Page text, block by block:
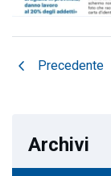
chevron_left Precedente
Archivi